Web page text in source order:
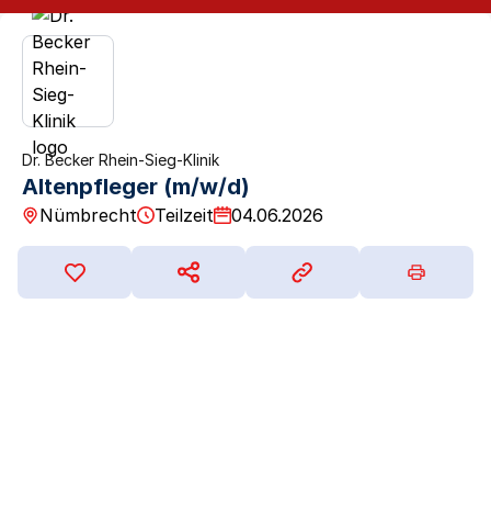
Dr. Becker Rhein-Sieg-Klinik
Altenpfleger (m/w/d)
Nümbrecht Teilzeit 04.06.2026